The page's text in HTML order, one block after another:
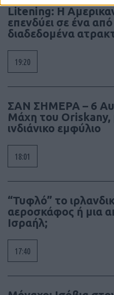
Litening: Η
επενδύει σε ένα
διαδεδομένα
19:20
ΣΑΝ ΣΗΜΕΡΑ – 6
Μάχη του Oriskany,
ινδιάνικο εμφύλιο
18:01
“Τυφλό” το
αεροσκάφος ή μια
Ισραήλ;
17:40